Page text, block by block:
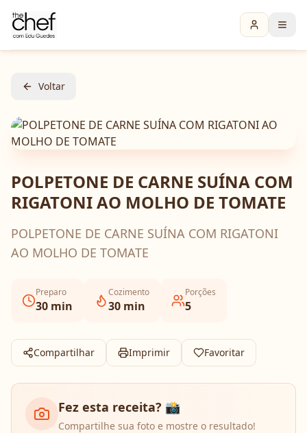
Voltar
POLPETONE DE CARNE SUÍNA COM
RIGATONI AO MOLHO DE TOMATE
POLPETONE DE CARNE SUÍNA COM RIGATONI
AO MOLHO DE TOMATE
Preparo
30 min
Cozimento
30 min
Porções
5
Compartilhar Imprimir Favoritar
Fez esta receita? 📸
Compartilhe sua foto e mostre o resultado!